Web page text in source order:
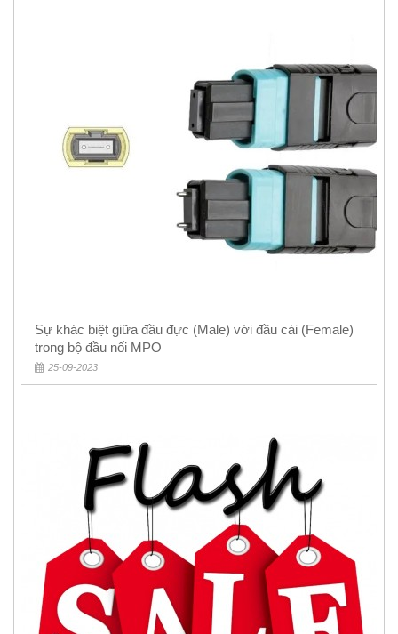
Sự khác biệt giữa đầu đực (Male) với đầu cái (Female)
trong bộ đầu nối MPO
25-09-2023